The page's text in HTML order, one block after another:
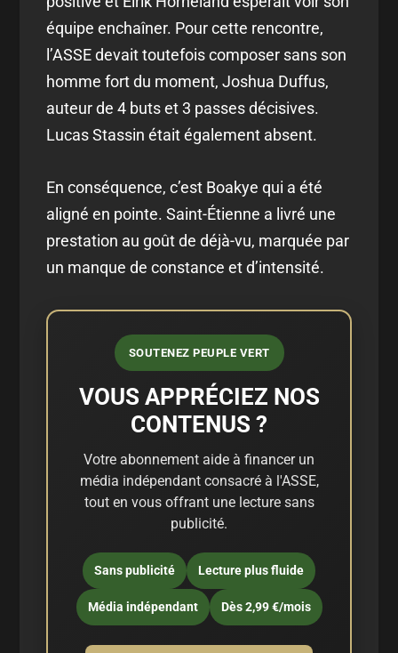
équipe enchaîner. Pour cette rencontre,
l’ASSE devait toutefois composer sans son
homme fort du moment, Joshua Duffus,
auteur de 4 buts et 3 passes décisives.
Lucas Stassin était également absent.
En conséquence, c’est Boakye qui a été
aligné en pointe. Saint-Étienne a livré une
prestation au goût de déjà-vu, marquée par
un manque de constance et d’intensité.
SOUTENEZ PEUPLE VERT
VOUS APPRÉCIEZ NOS
CONTENUS ?
Votre abonnement aide à financer un
média indépendant consacré à l'ASSE,
tout en vous offrant une lecture sans
publicité.
Sans publicité Lecture plus fluide
Média indépendant Dès 2,99 €/mois